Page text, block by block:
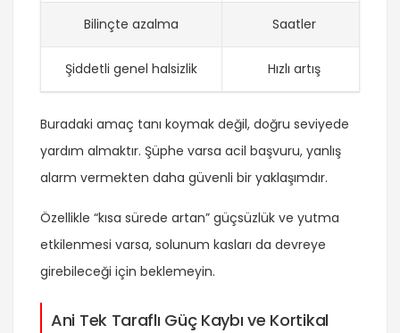
Bilinçte azalma Saatler
Şiddetli genel halsizlik Hızlı artış
Buradaki amaç tanı koymak değil, doğru seviyede
yardım almaktır. Şüphe varsa acil başvuru, yanlış
alarm vermekten daha güvenli bir yaklaşımdır.
Özellikle “kısa sürede artan” güçsüzlük ve yutma
etkilenmesi varsa, solunum kasları da devreye
girebileceği için beklemeyin.
Ani Tek Taraflı Güç Kaybı ve Kortikal